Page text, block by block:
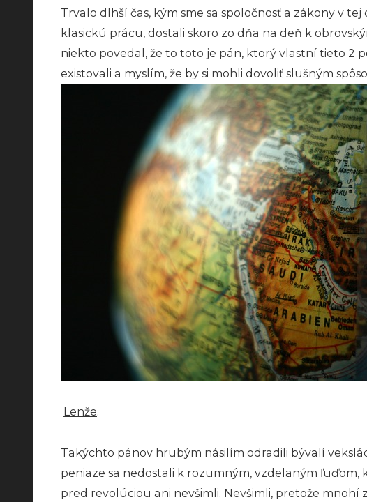
Trvalo dlhší čas, kým sme sa spoločnosť a zákony v
klasickú prácu, dostali skoro zo dňa na deň k
niekto povedal, že to toto je pán, ktorý vlastní tieto 2
existovali a myslím, že by si mohli dovoliť slušným
Lenže.
Takýchto pánov hrubým násilím odradili bývalí
peniaze sa nedostali k rozumným, vzdelaným
pred revolúciou ani nevšimli. Nevšimli, pretože mnohí